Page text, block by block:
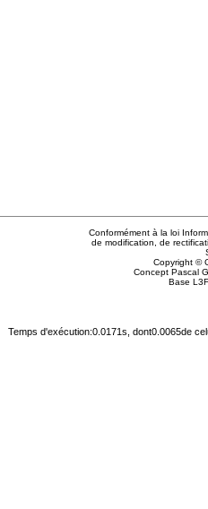
Conformément à la loi
de modification, de
Copyright ©
Concept Pascal
Base
Temps d'exécution:0.0171s, dont0.0065de